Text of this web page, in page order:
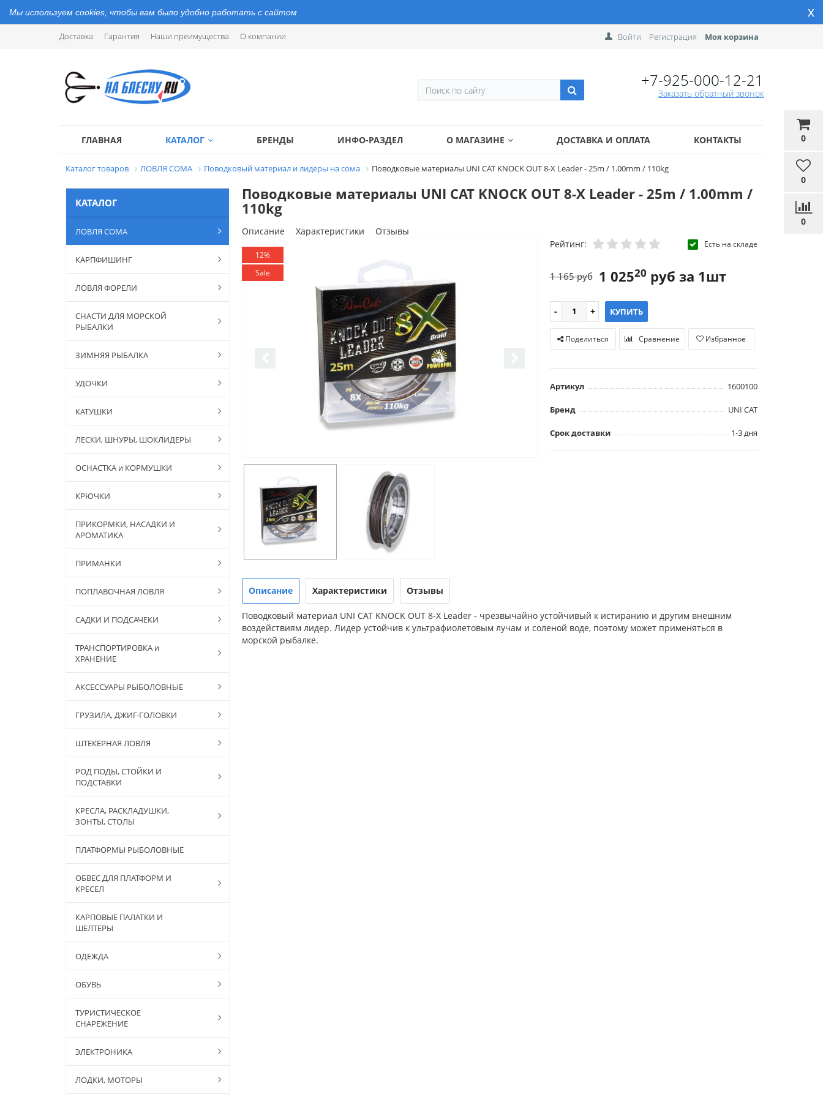
Мы используем cookies, чтобы вам было удобно работать с сайтом x
Доставка Гарантия Наши преимущества О компании
0
0
0
Войти Регистрация Моя корзина
+7-925-000-12-21
Заказать обратный звонок
ГЛАВНАЯ КАТАЛОГ БРЕНДЫ ИНФО-РАЗДЕЛ О МАГАЗИНЕ ДОСТАВКА И ОПЛАТА КОНТАКТЫ
Каталог товаров ЛОВЛЯ СОМА Поводковый материал и лидеры на сома Поводковые материалы UNI CAT KNOCK OUT 8-X Leader - 25m / 1.00mm / 110kg
КАТАЛОГ
ЛОВЛЯ СОМА
КАРПФИШИНГ
ЛОВЛЯ ФОРЕЛИ
СНАСТИ ДЛЯ МОРСКОЙ
РЫБАЛКИ
ЗИМНЯЯ РЫБАЛКА
УДОЧКИ
КАТУШКИ
ЛЕСКИ, ШНУРЫ, ШОКЛИДЕРЫ
ОСНАСТКА и КОРМУШКИ
КРЮЧКИ
ПРИКОРМКИ, НАСАДКИ И
АРОМАТИКА
ПРИМАНКИ
ПОПЛАВОЧНАЯ ЛОВЛЯ
САДКИ И ПОДСАЧЕКИ
ТРАНСПОРТИРОВКА и
ХРАНЕНИЕ
АКСЕССУАРЫ РЫБОЛОВНЫЕ
ГРУЗИЛА, ДЖИГ-ГОЛОВКИ
ШТЕКЕРНАЯ ЛОВЛЯ
РОД ПОДЫ, СТОЙКИ И
ПОДСТАВКИ
КРЕСЛА, РАСКЛАДУШКИ,
ЗОНТЫ, СТОЛЫ
ПЛАТФОРМЫ РЫБОЛОВНЫЕ
ОБВЕС ДЛЯ ПЛАТФОРМ И
КРЕСЕЛ
КАРПОВЫЕ ПАЛАТКИ И
ШЕЛТЕРЫ
ОДЕЖДА
ОБУВЬ
ТУРИСТИЧЕСКОЕ
СНАРЕЖЕНИЕ
ЭЛЕКТРОНИКА
ЛОДКИ, МОТОРЫ
Поводковые материалы UNI CAT KNOCK OUT 8-X Leader - 25m / 1.00mm /
110kg
Описание Характеристики Отзывы
12%
Sale
Рейтинг: Есть на складе
1 02520 руб за 1шт
1 165 руб
КУПИТЬ
Поделиться Сравнение Избранное
Артикул 1600100
Бренд UNI CAT
Срок доставки 1-3 дня
Описание Характеристики Отзывы
Поводковый материал UNI CAT KNOCK OUT 8-X Leader - чрезвычайно устойчивый к истиранию и другим внешним
воздействиям лидер. Лидер устойчив к ультрафиолетовым лучам и соленой воде, поэтому может применяться в
морской рыбалке.